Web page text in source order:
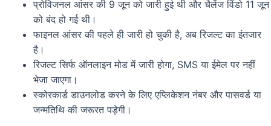
प्रोविजनल आंसर की 9 जून को जारी हुई थी और चैलेंज विंडो 11 जून
को बंद हो गई थी।
फाइनल आंसर की पहले ही जारी हो चुकी है, अब रिजल्ट का इंतजार
है।
रिजल्ट सिर्फ ऑनलाइन मोड में जारी होगा, SMS या ईमेल पर नहीं
भेजा जाएगा।
स्कोरकार्ड डाउनलोड करने के लिए एप्लिकेशन नंबर और पासवर्ड या
जन्मतिथि की जरूरत पड़ेगी।